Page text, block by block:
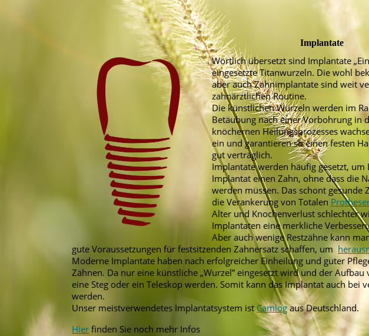
Implantate
Wörtlich übersetzt sind Implantate
eingesetzte Titanwurzeln. Die wohl
aber auch Zahnimplantate sind weit
zahnärztlichen Routine.
Die künstlichen Wurzeln werden im
Betäubung nach einer Vorbohrung in
knöchernen Heilungsprozesses
ein und garantieren so einen festen
gut verträglich.
Implantate werden häufig gesetzt, um
Implantat einen Zahn, ohne dass die
werden müssen. Das schont gesunde
die Verankerung von Totalen
Alter und Knochenverlust schlechter
Implantaten eine merkliche
Aber auch wenige Restzähne kann
gute Voraussetzungen für festsitzenden Zahnersatz schaffen, um
Moderne Implantate haben nach erfolgreicher Einheilung und guter
Zähnen. Da nur eine künstliche „Wurzel” eingesetzt wird und der
eine Steg oder ein Teleskop werden. Somit kann das Implantat auch
werden.
Unser meistverwendetes Implantatsystem istCamlogaus Deutschland.
Hier finden Sie noch mehr Infos